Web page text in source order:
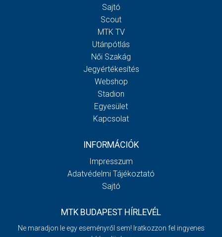
Sajtó
Scout
MTK TV
Utánpótlás
Női Szakág
Jegyértékesítés
Webshop
Stadion
Egyesület
Kapcsolat
INFORMÁCIÓK
Impresszum
Adatvédelmi Tájékoztató
Sajtó
MTK BUDAPEST HÍRLEVÉL
Ne maradjon le egy eseményről sem! Iratkozzon fel ingyenes